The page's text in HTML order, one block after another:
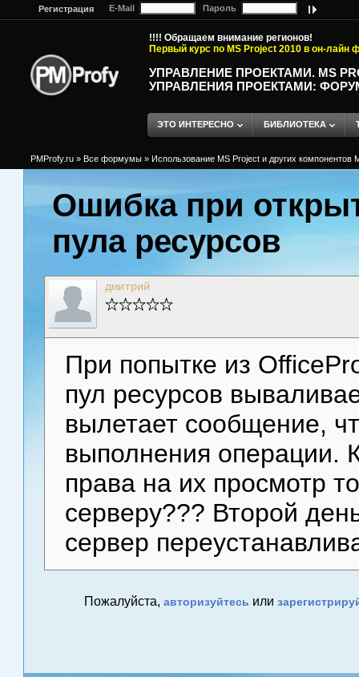
Регистрация E-Mail Пароль
!!!! Обращаем внимание регионов!
Первый курс по MS Project 2010 в он-лайн
УПРАВЛЕНИЕ ПРОЕКТАМИ. MS
УПРАВЛЕНИЯ ПРОЕКТАМИ:
ЭТО ИНТЕРЕСНО БИБЛИОТЕКА
PMProfy.ru » Все формумы » Использование MS Project и других компонентов
Ошибка при
пула ресурсов
дмитрий
При попытке из
пул ресурсов
вылетает сообщение,
выполнения операции.
права на их просмотр
серверу??? Второй
сервер
Пожалуйста, авторизуйтесь или